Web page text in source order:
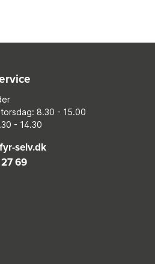
8.30 - 15.00
- 14.30
selv.dk
69